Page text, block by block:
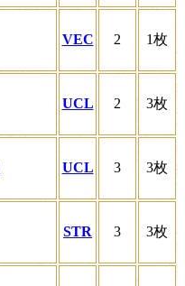
VEC 2 1枚
UCL 2 3枚
UCL 3 3枚
STR 3 3枚